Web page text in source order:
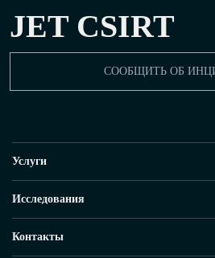
JET CSIRT
СООБЩИТЬ
Услуги
Исследования
Контакты